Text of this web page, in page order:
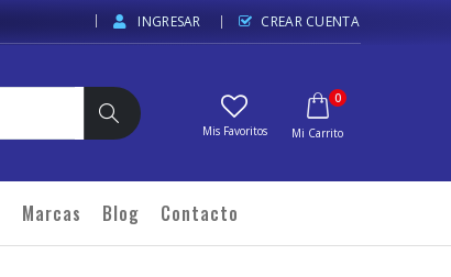
INGRESAR CREAR CUENTA
Carrito
0elementos
Marcas Blog Contacto